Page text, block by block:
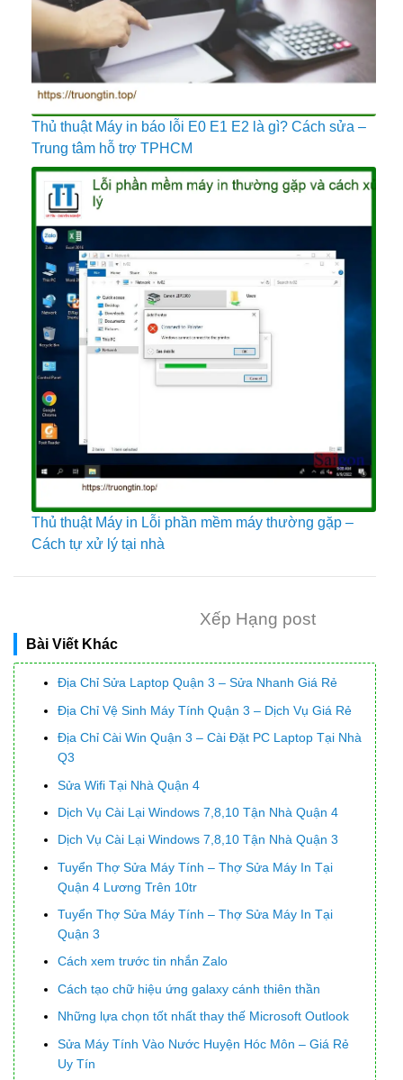
Thủ thuật Máy in báo lỗi E0 E1 E2 là gì? Cách sửa –
Trung tâm hỗ trợ TPHCM
Thủ thuật Máy in Lỗi phần mềm máy thường gặp –
Cách tự xử lý tại nhà
Xếp Hạng post
Bài Viết Khác
Địa Chỉ Sửa Laptop Quận 3 – Sửa Nhanh Giá Rẻ
Địa Chỉ Vệ Sinh Máy Tính Quận 3 – Dịch Vụ Giá Rẻ
Địa Chỉ Cài Win Quận 3 – Cài Đặt PC Laptop Tại Nhà
Q3
Sửa Wifi Tại Nhà Quận 4
Dịch Vụ Cài Lại Windows 7,8,10 Tận Nhà Quận 4
Dịch Vụ Cài Lại Windows 7,8,10 Tận Nhà Quận 3
Tuyển Thợ Sửa Máy Tính – Thợ Sửa Máy In Tại
Quận 4 Lương Trên 10tr
Tuyển Thợ Sửa Máy Tính – Thợ Sửa Máy In Tại
Quận 3
Cách xem trước tin nhắn Zalo
Cách tạo chữ hiệu ứng galaxy cánh thiên thần
Những lựa chọn tốt nhất thay thế Microsoft Outlook
Sửa Máy Tính Vào Nước Huyện Hóc Môn – Giá Rẻ
Uy Tín